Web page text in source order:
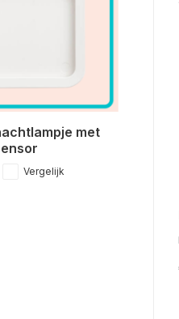
met
Vergelijk